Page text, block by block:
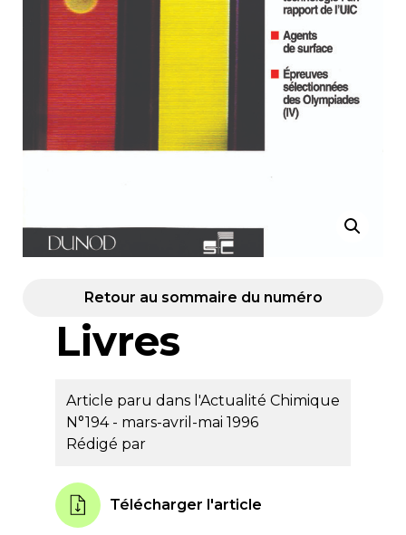
Retour au sommaire du numéro
Livres
Article paru dans l'Actualité Chimique
N°194 - mars-avril-mai 1996
Rédigé par
Télécharger l'article